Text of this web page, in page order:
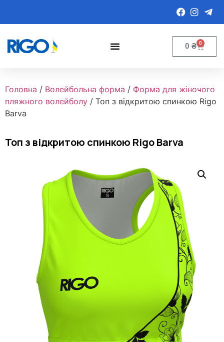
0 ₴ 0
Головна / Волейбольна форма / Форма для жіночого
пляжного волейболу / Топ з відкритою спинкою Rigo
Barva
Топ з відкритою спинкою Rigo Barva